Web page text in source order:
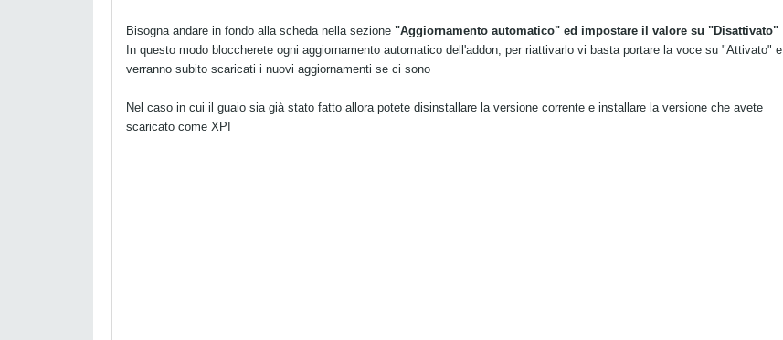
Bisogna andare in fondo alla scheda nella sezione "Aggiornamento automatico" ed impostare il valore su "Disattivato"
In questo modo bloccherete ogni aggiornamento automatico dell'addon, per riattivarlo vi basta portare la voce su "Attivato" e
verranno subito scaricati i nuovi aggiornamenti se ci sono
Nel caso in cui il guaio sia già stato fatto allora potete disinstallare la versione corrente e installare la versione che avete
scaricato come XPI